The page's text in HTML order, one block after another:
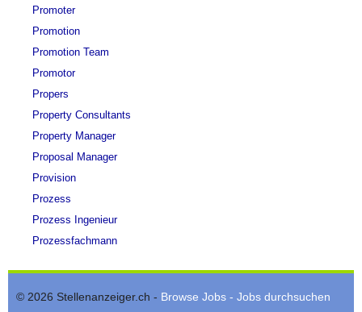
Promoter
Promotion
Promotion Team
Promotor
Propers
Property Consultants
Property Manager
Proposal Manager
Provision
Prozess
Prozess Ingenieur
Prozessfachmann
© 2026 Stellenanzeiger.ch - Browse Jobs - Jobs durchsuchen